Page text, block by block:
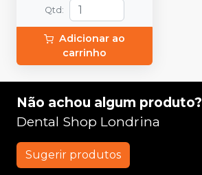
Qtd :
Adicionar ao
carrinho
Não achou algum produto?
Dental Shop Londrina
Sugerir produtos